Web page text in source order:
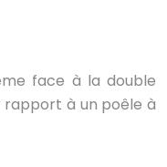
face à la double
rapport à un poêle à